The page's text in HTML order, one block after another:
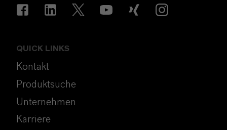
QUICK LINKS
Kontakt
Produktsuche
Unternehmen
Karriere